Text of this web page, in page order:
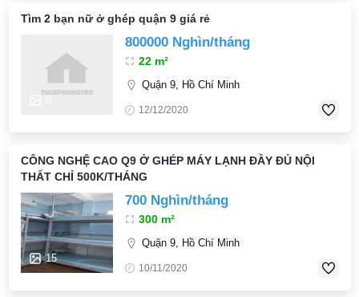
Tìm 2 bạn nữ ở ghép quận 9 giá rẻ
800000 Nghìn/tháng
22 m²
Quận 9, Hồ Chí Minh
12/12/2020
CÔNG NGHỆ CAO Q9 Ở GHÉP MÁY LẠNH ĐẦY ĐỦ NỘI
THẤT CHỈ 500K/THÁNG
15
700 Nghìn/tháng
300 m²
Quận 9, Hồ Chí Minh
10/11/2020